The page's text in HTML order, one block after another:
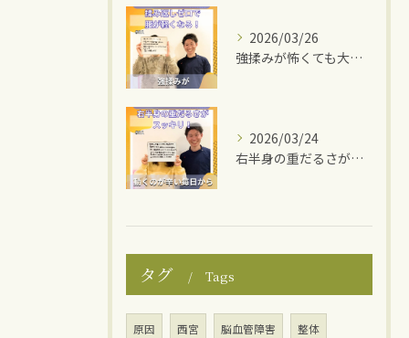
2026/03/26
強揉みが怖くても大丈夫！
2026/03/24
右半身の重だるさがスッキリ！
タグ Tags
原因 西宮 脳血管障害 整体